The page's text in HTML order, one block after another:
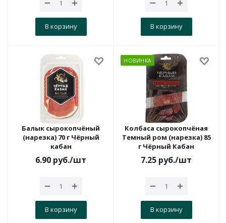
В корзину В корзину
Балык сырокопчёный
(нарезка) 70 г Чёрный
кабан
6.90 руб./шт
В корзину
НОВИНКА
Колбаса сырокопчёная
Темный ром (нарезка) 85
г Чёрный Кабан
7.25 руб./шт
В корзину